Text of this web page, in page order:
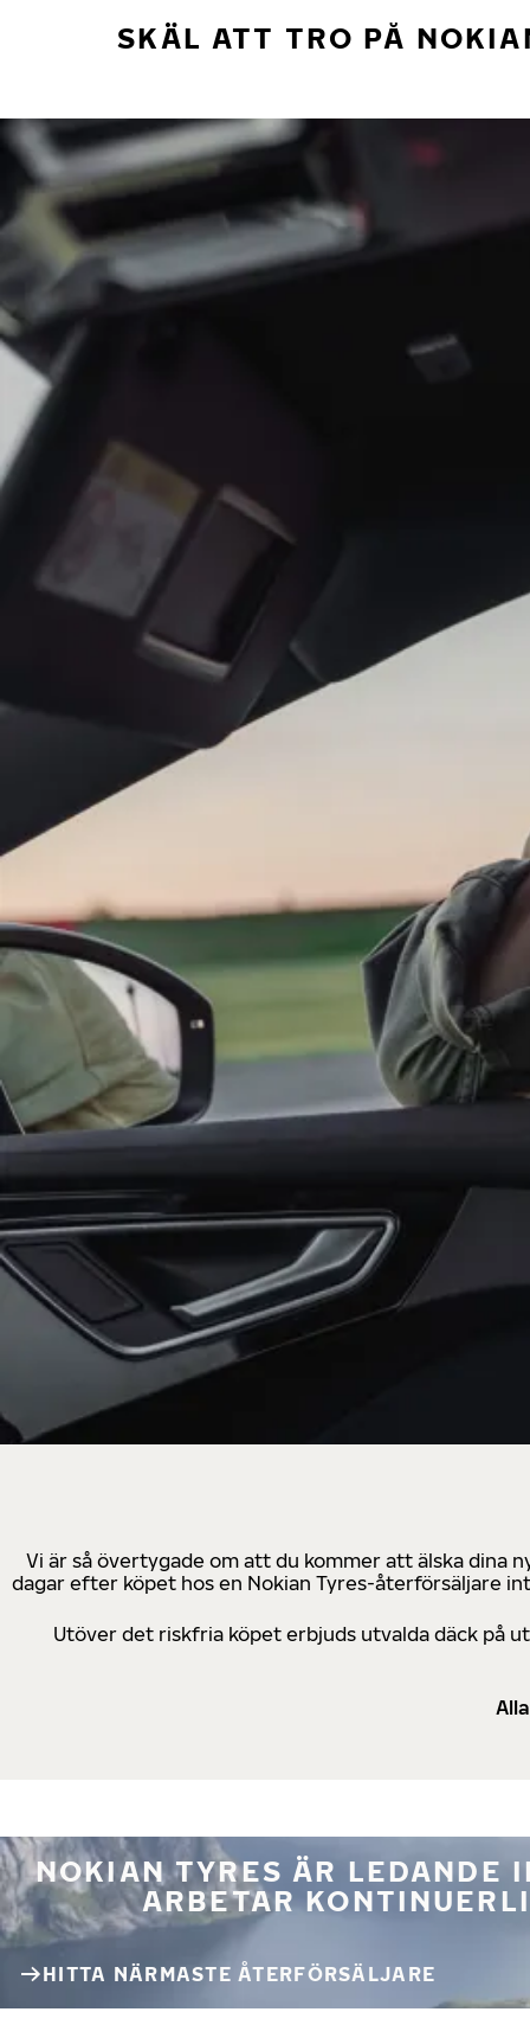
SKÄL ATT TRO PÅ
Vi är så övertygade om att du kommer att älska dina
dagar efter köpet hos en Nokian Tyres-återförsäljare
Utöver det riskfria köpet erbjuds utvalda däck på
NOKIAN TYRES ÄR LEDANDE
ARBETAR
HITTA NÄRMASTE ÅTERFÖRSÄLJARE